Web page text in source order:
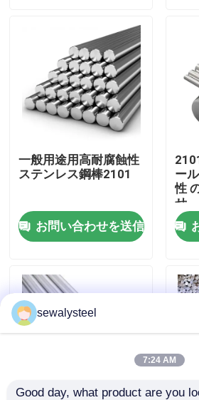
ビデオ
企業情報
会社案内
品質管理
ニュース
見積依頼
一般用途用高耐腐蝕性
ステンレス鋼棒2101
お問い合わせを送信
ー
性
せ
sewalysteel
7:24 AM
Good day, what product are you